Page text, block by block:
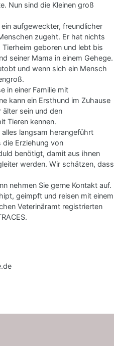
Nun sind die Kleinen groß
aufgeweckter, freundlicher
zugeht. Er hat nichts
geboren und lebt bis
seiner Mama in einem Gehege.
und wenn sich ein Mensch
in einer Familie mit
kann ein Ersthund im Zuhause
älter sein und den
Tieren kennen.
langsam herangeführt
die Erziehung von
benötigt, damit aus ihnen
werden. Wir schätzen, dass
nehmen Sie gerne Kontakt auf.
geimpft und reisen mit einem
Veterinäramt registrierten